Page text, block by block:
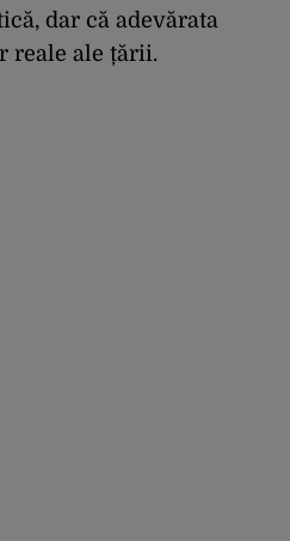
dar că adevărata
reale ale țării.